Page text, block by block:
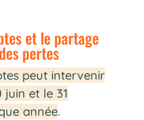
et le partage
pertes
peut intervenir
et le 31
année.